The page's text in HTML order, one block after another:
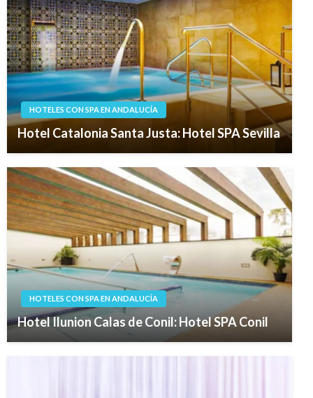
HOTELES CON SPA EN ANDALUCÍA
Hotel Catalonia Santa Justa: Hotel SPA Sevilla
HOTELES CON SPA EN ANDALUCÍA
Hotel Ilunion Calas de Conil: Hotel SPA Conil